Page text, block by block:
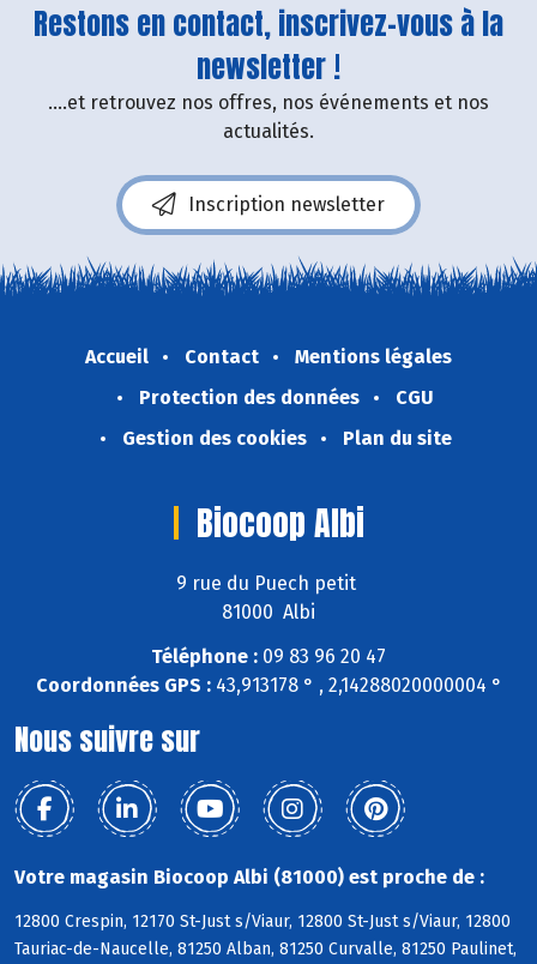
Restons en contact, inscrivez-vous à la
newsletter !
....et retrouvez nos offres, nos événements et nos
actualités.
Inscription newsletter
Accueil Contact
Mentions légales
Protection des données
CGU
Gestion des cookies
Plan du site
Biocoop Albi
9 rue du Puech petit
81000 Albi
Téléphone : 09 83 96 20 47
Coordonnées GPS :43,913178 ° , 2,14288020000004 °
Nous suivre sur
Votre magasin Biocoop Albi (81000) est proche de :
12800 Crespin, 12170 St-Just s/Viaur, 12800 St-Just s/Viaur, 12800
Tauriac-de-Naucelle, 81250 Alban, 81250 Curvalle, 81250 Paulinet,